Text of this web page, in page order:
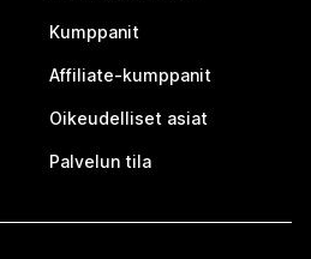
Kumppanit
Affiliate-kumppanit
Oikeudelliset asiat
Palvelun tila